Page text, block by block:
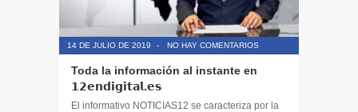
14 DE JULIO DE 2019 - NO HAY COMENTARIOS
Toda la información al instante en
𝟭𝟮𝗲𝗻𝗱𝗶𝗴𝗶𝘁𝗮𝗹.𝗲𝘀
El informativo NOTICIAS12 se caracteriza por la